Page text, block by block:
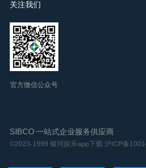
关注我们
官方微信公众号
SIBCO 一站式企业服务供应商
©2023-1999 银河娱乐app下载 沪ICP备